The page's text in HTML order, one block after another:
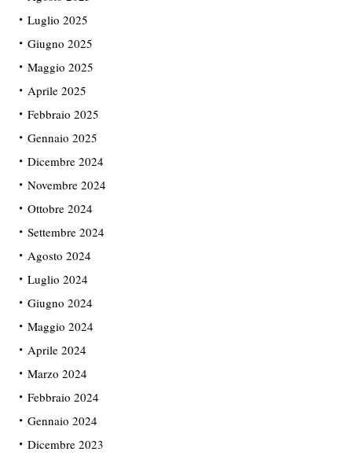
Luglio 2025
Giugno 2025
Maggio 2025
Aprile 2025
Febbraio 2025
Gennaio 2025
Dicembre 2024
Novembre 2024
Ottobre 2024
Settembre 2024
Agosto 2024
Luglio 2024
Giugno 2024
Maggio 2024
Aprile 2024
Marzo 2024
Febbraio 2024
Gennaio 2024
Dicembre 2023